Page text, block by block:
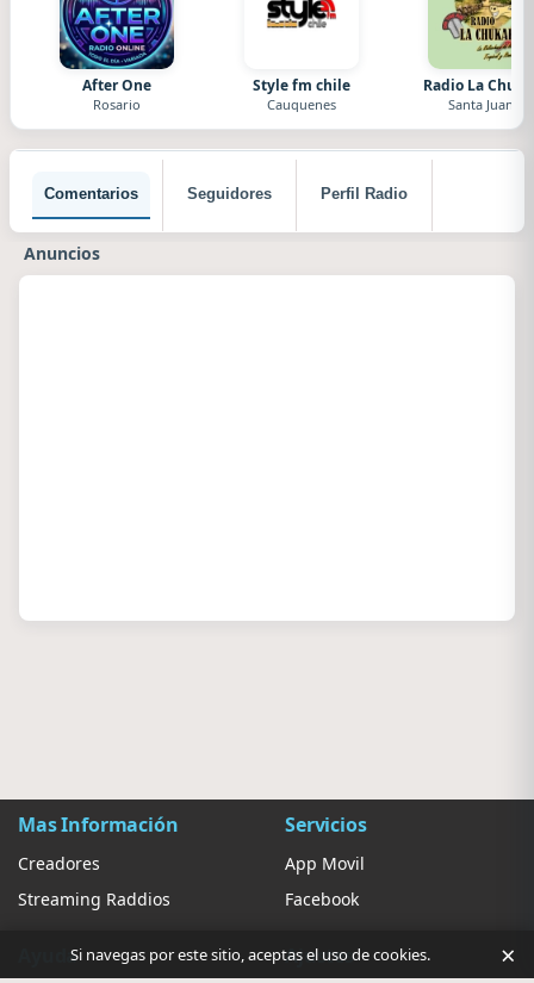
After One
Rosario
Style fm chile
Cauquenes
Radio La
Santa Juana
Comentarios Seguidores Perfil Radio
Anuncios
Mas Información
Creadores
Streaming Raddios
Servicios
App Movil
Facebook
Ayuda Ajustes
Si navegas por este sitio, aceptas el uso de cookies. ×